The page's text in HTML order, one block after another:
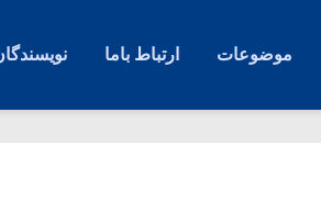
موضوعات ارتباط باما